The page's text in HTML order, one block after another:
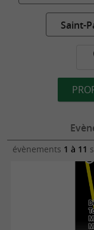
Saint-
évènements 1 à 11